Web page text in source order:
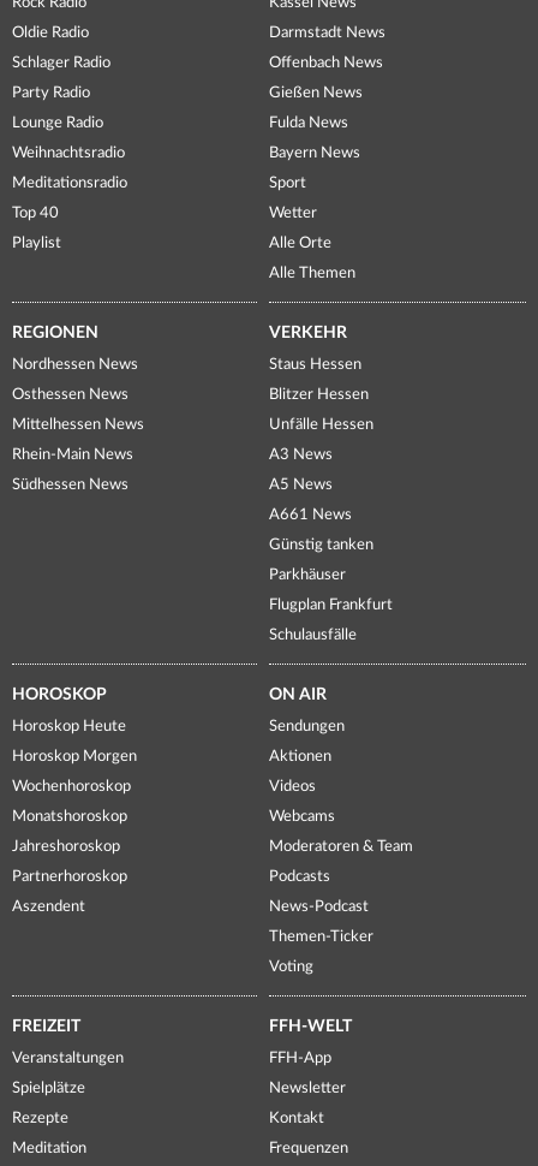
Oldie Radio
Schlager Radio
Party Radio
Lounge Radio
Weihnachtsradio
Meditationsradio
Top 40
Playlist
Darmstadt News
Offenbach News
Gießen News
Fulda News
Bayern News
Sport
Wetter
Alle Orte
Alle Themen
REGIONEN
Nordhessen News
Osthessen News
Mittelhessen News
Rhein-Main News
Südhessen News
VERKEHR
Staus Hessen
Blitzer Hessen
Unfälle Hessen
A3 News
A5 News
A661 News
Günstig tanken
Parkhäuser
Flugplan Frankfurt
Schulausfälle
HOROSKOP
Horoskop Heute
Horoskop Morgen
Wochenhoroskop
Monatshoroskop
Jahreshoroskop
Partnerhoroskop
Aszendent
ON AIR
Sendungen
Aktionen
Videos
Webcams
Moderatoren & Team
Podcasts
News-Podcast
Themen-Ticker
Voting
FREIZEIT
Veranstaltungen
Spielplätze
Rezepte
Meditation
FFH-WELT
FFH-App
Newsletter
Kontakt
Frequenzen